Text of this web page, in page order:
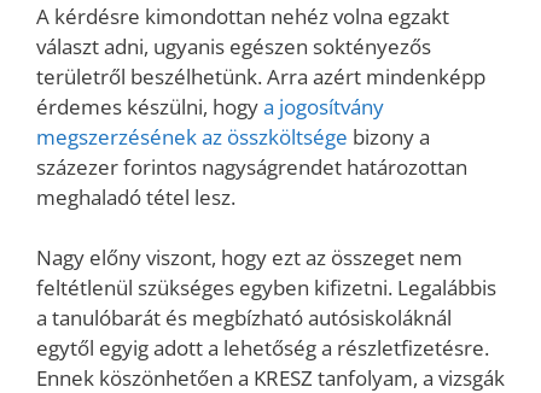
A kérdésre kimondottan nehéz volna egzakt
választ adni, ugyanis egészen soktényezős
területről beszélhetünk. Arra azért mindenképp
érdemes készülni, hogya jogosítvány
megszerzésének az összköltsége bizony a
százezer forintos nagyságrendet határozottan
meghaladó tétel lesz.
Nagy előny viszont, hogy ezt az összeget nem
feltétlenül szükséges egyben kifizetni. Legalábbis
a tanulóbarát és megbízható autósiskoláknál
egytől egyig adott a lehetőség a részletfizetésre.
Ennek köszönhetően a KRESZ tanfolyam, a vizsgák